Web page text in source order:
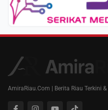
AmiraRiau.Com | Berita Riau Terkini